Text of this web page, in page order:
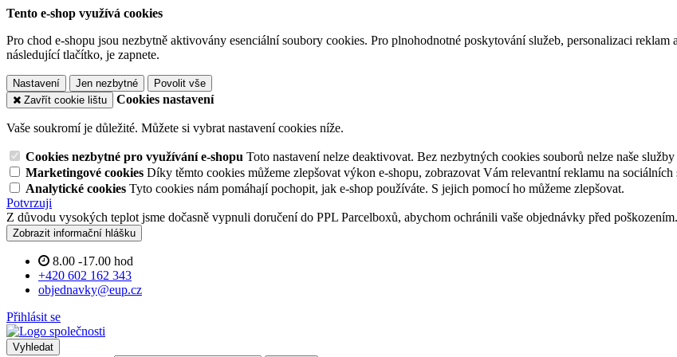
Tento e-shop využívá cookies
Pro chod e-shopu jsou nezbytně aktivovány esenciální soubory cookies. Pro plnohodnotné poskytování služeb, personalizaci
následující tlačítko, je zapnete.
Nastavení Jen nezbytné
Povolit vše
Zavřít cookie lištu
Cookies nastavení
Vaše soukromí je důležité. Můžete si vybrat nastavení cookies níže.
Cookies nezbytné pro využívání e-shopu Toto nastavení nelze deaktivovat. Bez nezbytných cookies souborů nelze naše
Marketingové cookies Díky těmto cookies můžeme zlepšovat výkon e-shopu, zobrazovat Vám relevantní reklamu na
Analytické cookies Tyto cookies nám pomáhají pochopit, jak e-shop používáte. S jejich pomocí ho můžeme zlepšovat.
Potvrzuji
Z důvodu vysokých teplot jsme dočasně vypnuli doručení do PPL Parcelboxů, abychom ochránili vaše objednávky před
Zobrazit informační hlášku
8.00 -17.00 hod
+420 602 162 343
objednavky@eup.cz
Přihlásit se
Vyhledat